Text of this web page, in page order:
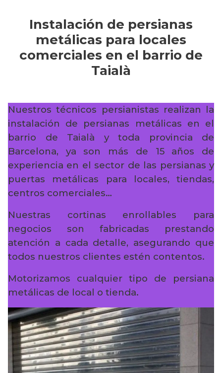
Instalación de persianas
metálicas para locales
comerciales en el barrio de
Taialà
Nuestros técnicos persianistas realizan la
instalación de persianas metálicas en el
barrio de Taialà y toda provincia de
Barcelona, ya son más de 15 años de
experiencia en el sector de las persianas y
puertas metálicas para locales, tiendas,
centros comerciales…
Nuestras cortinas enrollables para
negocios son fabricadas prestando
atención a cada detalle, asegurando que
todos nuestros clientes estén contentos.
Motorizamos cualquier tipo de persiana
metálicas de local o tienda.